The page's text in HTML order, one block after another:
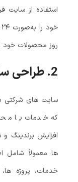
استفاده از سایت
روز محصولات خود
2. طراحی
سایت‌ های شرکتی
که خدمات یا
افزایش برندینگ
ها معمولاً شامل
خدمات، پروژه‌ ها،